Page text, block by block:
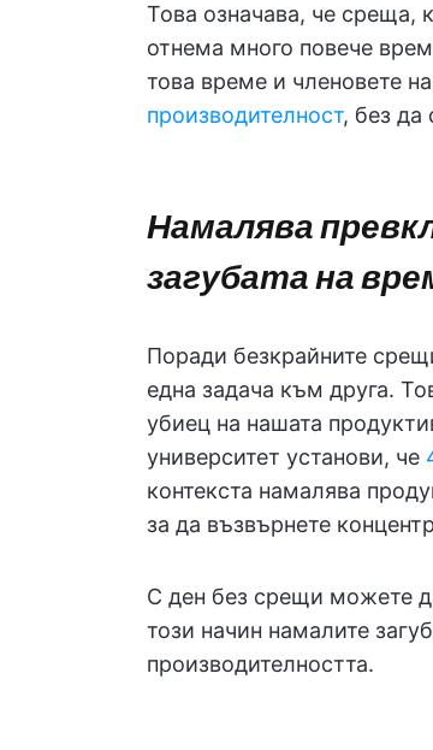
Това означава, че среща,
отнема много повече
това време и членовете
производителност, без да
Намалява
загубата на
Поради безкрайните
една задача към друга.
убиец на нашата
университет установи, че
контекста намалява
за да възвърнете
С ден без срещи можете
този начин намалите
производителността.